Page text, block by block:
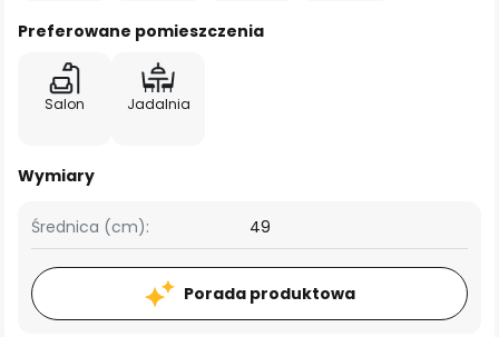
Preferowane pomieszczenia
Salon Jadalnia
Wymiary
Średnica (cm): 49
Porada produktowa